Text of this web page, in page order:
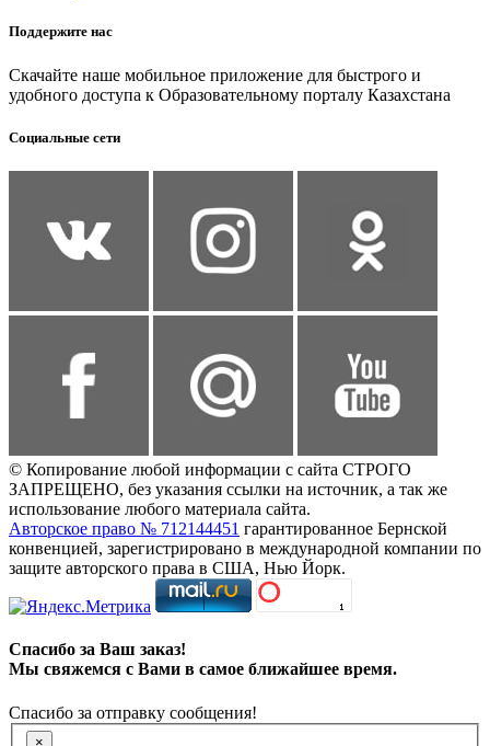
Поддержите нас
Скачайте наше мобильное приложение для быстрого и
удобного доступа к Образовательному порталу Казахстана
Социальные сети
© Копирование любой информации с сайта СТРОГО
ЗАПРЕЩЕНО, без указания ссылки на источник, а так же
использование любого материала сайта.
Авторское право № 712144451 гарантированное Бернской
конвенцией, зарегистрировано в международной компании по
защите авторского права в США, Нью Йорк.
Спасибо за Ваш заказ!
Мы свяжемся с Вами в самое ближайшее время.
Спасибо за отправку сообщения!
×